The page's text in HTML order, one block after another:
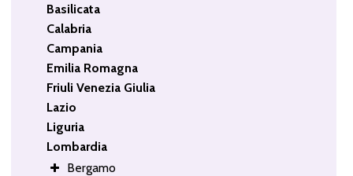
Basilicata
Calabria
Campania
Emilia Romagna
Friuli Venezia Giulia
Lazio
Liguria
Lombardia
Bergamo